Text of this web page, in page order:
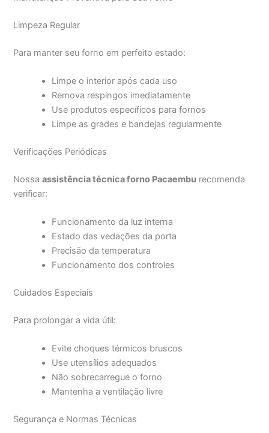
Limpeza Regular
Para manter seu forno em perfeito estado:
Limpe o interior após cada uso
Remova respingos imediatamente
Use produtos específicos para fornos
Limpe as grades e bandejas regularmente
Verificações Periódicas
Nossaassistência técnica forno Pacaembu recomenda
verificar:
Funcionamento da luz interna
Estado das vedações da porta
Precisão da temperatura
Funcionamento dos controles
Cuidados Especiais
Para prolongar a vida útil:
Evite choques térmicos bruscos
Use utensílios adequados
Não sobrecarregue o forno
Mantenha a ventilação livre
Segurança e Normas Técnicas